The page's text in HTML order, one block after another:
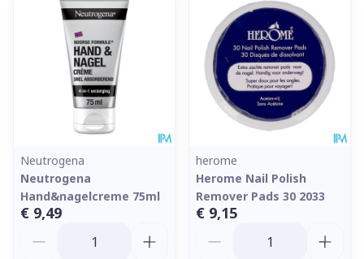
Neutrogena
Neutrogena
Hand&nagelcreme 75ml
€ 9,49
herome
Herome Nail Polish
Remover Pads 30 2033
€ 9,15